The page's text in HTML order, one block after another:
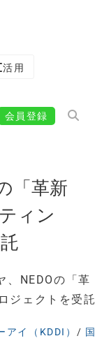
用
会員登録
「革新
ィン
、NEDOの「革
ジェクトを受託
アイ（KDDI） / 国